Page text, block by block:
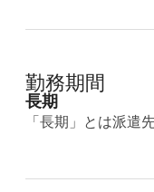
勤務期間
長期
「長期」とは派遣